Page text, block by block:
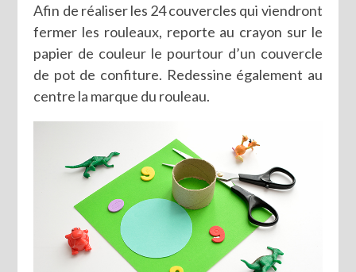
Afin de réaliser les 24 couvercles qui viendront
fermer les rouleaux, reporte au crayon sur le
papier de couleur le pourtour d’un couvercle
de pot de confiture. Redessine également au
centre la marque du rouleau.